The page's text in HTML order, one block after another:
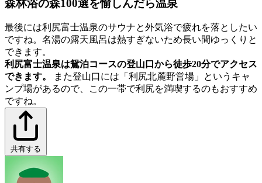
森林浴の森100選を愉しんだら温泉
最後には利尻富士温泉のサウナと外気浴で疲れを落としたい
ですね。名湯の露天風呂は熱すぎないため長い間ゆっくりと
できます。
利尻富士温泉は鴛泊コースの登山口から徒歩20分でアクセス
できます。
また登山口には「利尻北麓野営場」というキャ
ンプ場があるので、この一帯で利尻を満喫するのもおすすめ
ですね。
共有する